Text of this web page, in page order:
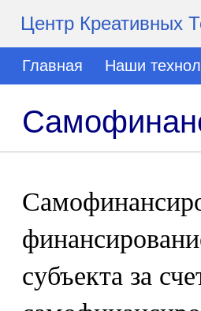
Центр Креативных
Главная Наши
субъекта за